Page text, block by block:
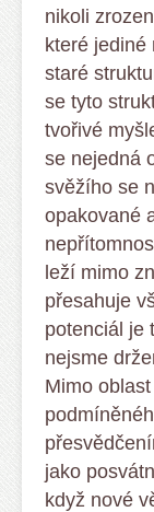
nikoli
které jediné
staré
se tyto
tvořivé
se nejedná
svěžího se
opakované
leží mimo
přesahuje
potenciál je
nejsme
Mimo
jako
když nové